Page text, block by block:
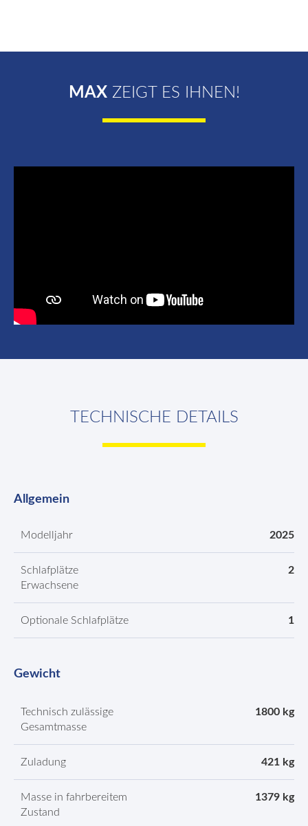
MAXZEIGT ES IHNEN!
TECHNISCHE DETAILS
Allgemein
Modelljahr 2025
Schlafplätze
Erwachsene
2
Optionale Schlafplätze 1
Gewicht
Technisch zulässige
Gesamtmasse
1800 kg
Zuladung 421 kg
Masse in fahrbereitem
Zustand
1379 kg